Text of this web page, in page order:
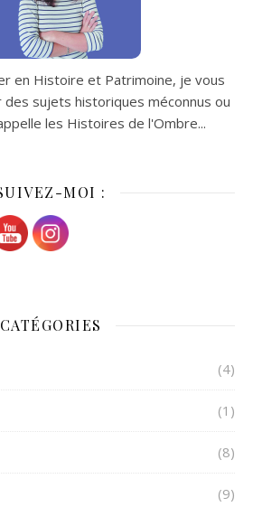
en Histoire et Patrimoine, je vous
sujets historiques méconnus ou
les Histoires de l'Ombre...
MOI :
CATÉGORIES
(4)
(1)
(8)
(9)